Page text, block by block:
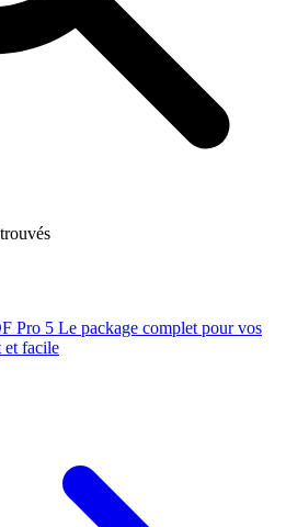
Pro 5 Le package complet pour vos
et facile